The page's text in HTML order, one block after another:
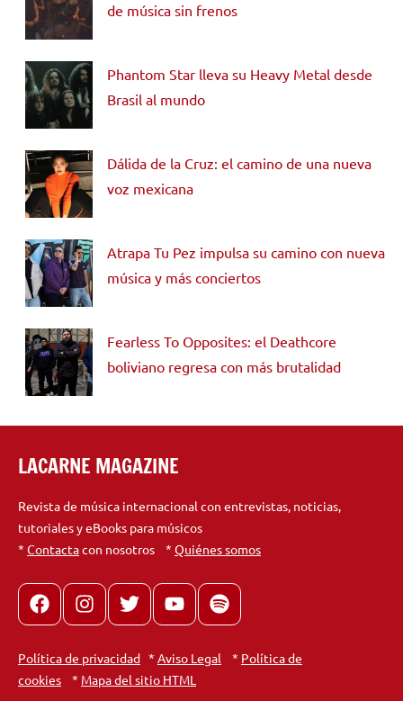
de música sin frenos
Phantom Star lleva su Heavy Metal desde
Brasil al mundo
Dálida de la Cruz: el camino de una nueva
voz mexicana
Atrapa Tu Pez impulsa su camino con nueva
música y más conciertos
Fearless To Opposites: el Deathcore
boliviano regresa con más brutalidad
LACARNE MAGAZINE
Revista de música internacional con entrevistas, noticias,
tutoriales y eBooks para músicos
* Contactacon nosotros * Quiénes somos
FacebookInstagram
X youtubespotify
Política de privacidad * Aviso Legal * Política de
cookies * Mapa del sitio HTML